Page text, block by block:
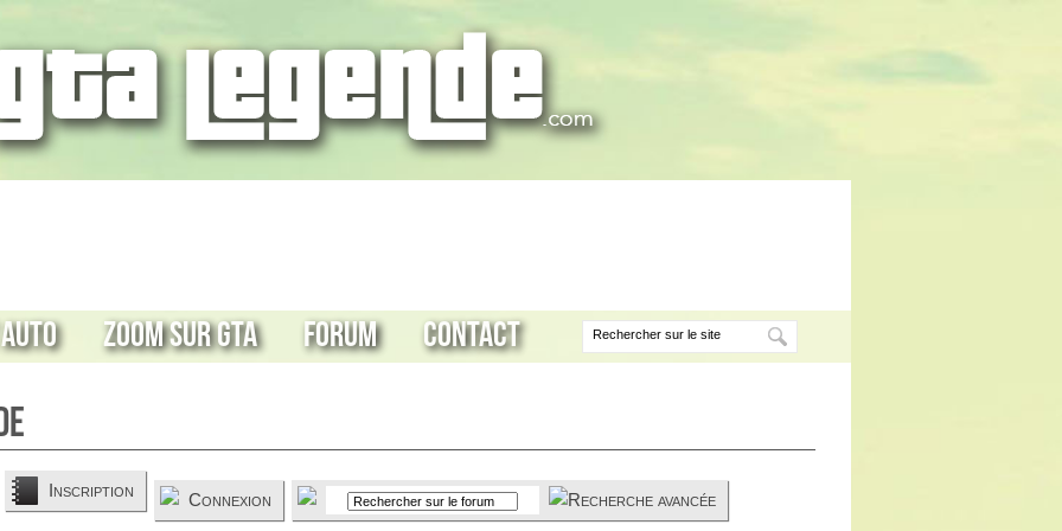
Zoom sur GTA Forum Contact
Inscription Connexion